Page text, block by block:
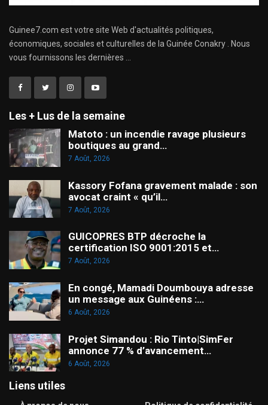
Guinee7.com est votre site Web d'actualités politiques,
économiques, sociales et culturelles de la Guinée Conakry . Nous
vous fournissons les dernières ...
Les + Lus de la semaine
Matoto : un incendie ravage plusieurs
boutiques au grand…
7 Août, 2026
Kassory Fofana gravement malade : son
avocat craint « qu’il…
7 Août, 2026
GUICOPRES BTP décroche la
certification ISO 9001:2015 et…
7 Août, 2026
En congé, Mamadi Doumbouya adresse
un message aux Guinéens :…
6 Août, 2026
Projet Simandou : Rio Tinto|SimFer
annonce 77 % d’avancement…
6 Août, 2026
Liens utiles